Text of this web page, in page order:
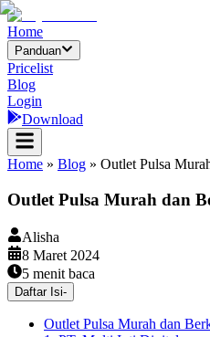
Home
Panduan
Pricelist
Blog
Login
Download
Home » Blog » Outlet Pulsa
Outlet Pulsa Murah dan
Alisha
8 Maret 2024
5 menit baca
Daftar Isi-
Outlet Pulsa Murah dan